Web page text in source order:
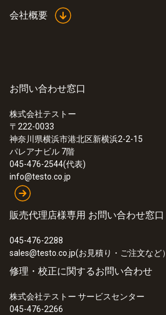
会社概要
お問い合わせ窓口
株式会社テストー
〒222-0033
神奈川県横浜市港北区新横浜2-2-15
パレアナビル 7階
045-476-2544(代表)
info@testo.co.jp
販売代理店様専用 お問い合わせ窓口
045-476-2288
sales@testo.co.jp(お見積り・ご注文など）
修理・校正に関するお問い合わせ
株式会社テストー サービスセンター
045-476-2266